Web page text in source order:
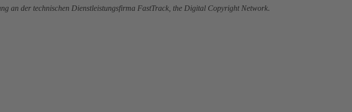
an der technischen Dienstleistungsfirma FastTrack, the Digital Copyright Network.